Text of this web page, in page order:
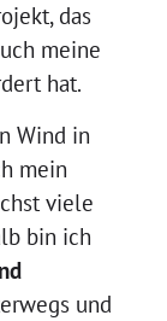
das
meine
hat.
Wind in
mein
viele
bin ich
und